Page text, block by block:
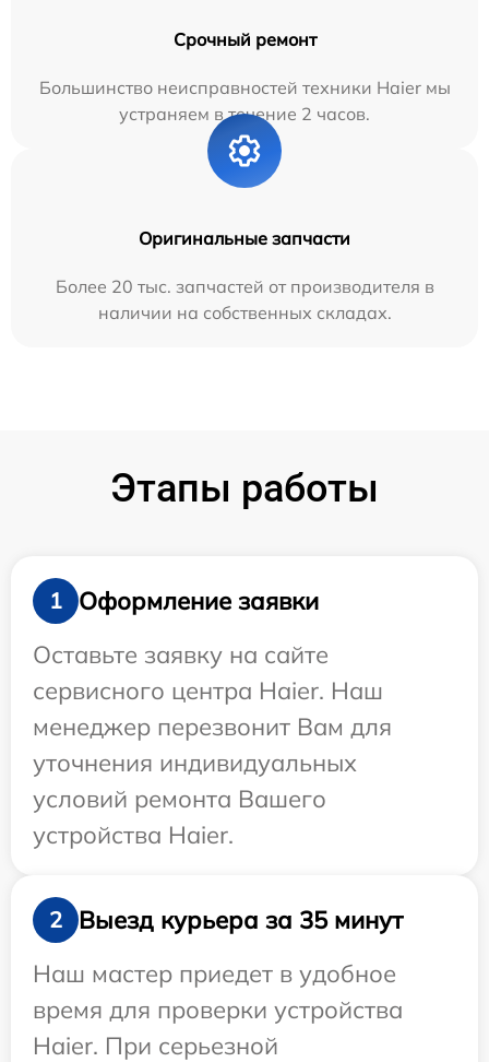
Срочный ремонт
Большинство неисправностей техники Haier мы
устраняем в течение 2 часов.
Оригинальные запчасти
Более 20 тыс. запчастей от производителя в
наличии на собственных складах.
Этапы работы
1
Оформление заявки
Оставьте заявку на сайте
сервисного центра Haier. Наш
менеджер перезвонит Вам для
уточнения индивидуальных
условий ремонта Вашего
устройства Haier.
2
Выезд курьера за 35 минут
Наш мастер приедет в удобное
время для проверки устройства
Haier. При серьезной